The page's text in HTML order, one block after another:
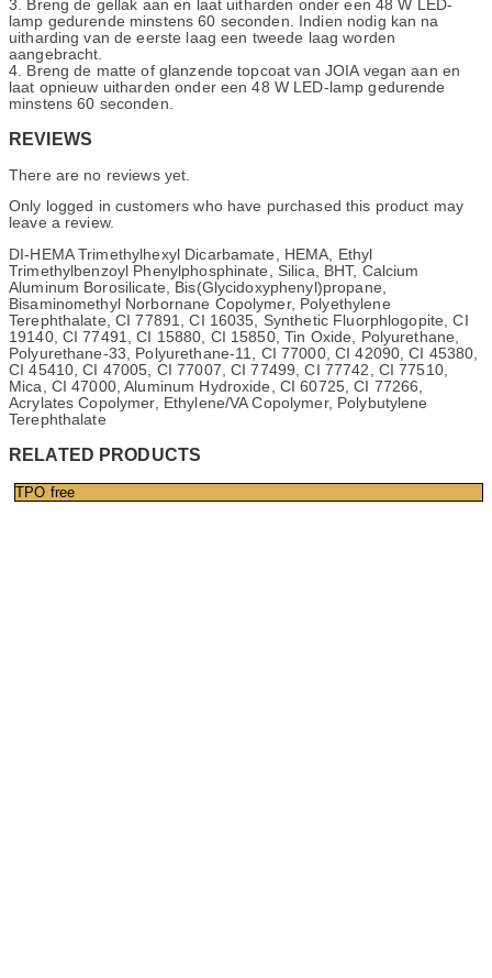
3. Breng de gellak aan en laat uitharden onder een 48 W LED-
lamp gedurende minstens 60 seconden. Indien nodig kan na
uitharding van de eerste laag een tweede laag worden
aangebracht.
4. Breng de matte of glanzende topcoat van JOIA vegan aan en
laat opnieuw uitharden onder een 48 W LED-lamp gedurende
minstens 60 seconden.
REVIEWS
There are no reviews yet.
Only logged in customers who have purchased this product may
leave a review.
DI-HEMA Trimethylhexyl Dicarbamate, HEMA, Ethyl
Trimethylbenzoyl Phenylphosphinate, Silica, BHT, Calcium
Aluminum Borosilicate, Bis(Glycidoxyphenyl)propane,
Bisaminomethyl Norbornane Copolymer, Polyethylene
Terephthalate, CI 77891, CI 16035, Synthetic Fluorphlogopite, CI
19140, CI 77491, CI 15880, CI 15850, Tin Oxide, Polyurethane,
Polyurethane-33, Polyurethane-11, CI 77000, CI 42090, CI 45380,
CI 45410, CI 47005, CI 77007, CI 77499, CI 77742, CI 77510,
Mica, CI 47000, Aluminum Hydroxide, CI 60725, CI 77266,
Acrylates Copolymer, Ethylene/VA Copolymer, Polybutylene
Terephthalate
RELATED PRODUCTS
TPO free